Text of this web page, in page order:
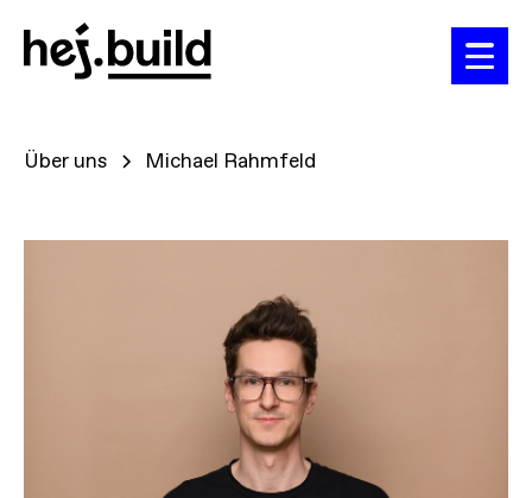
Über uns Michael Rahmfeld